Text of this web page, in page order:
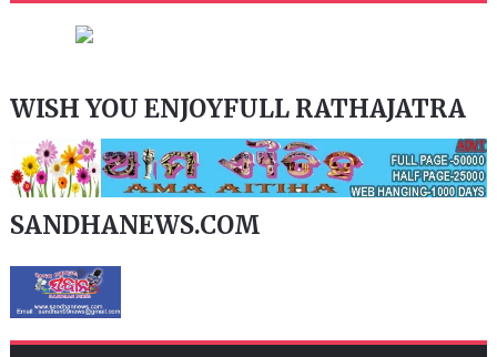
WISH YOU ENJOYFULL RATHAJATRA
SANDHANEWS.COM